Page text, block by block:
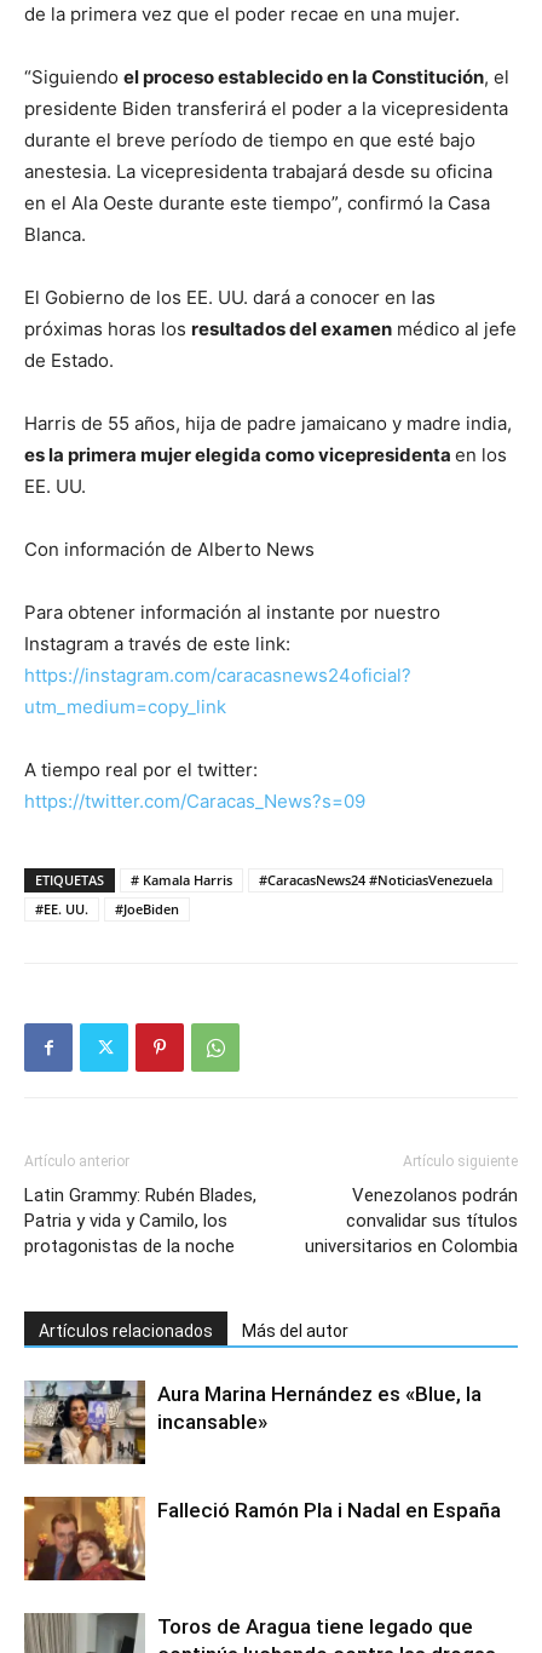
de la primera vez que el poder recae en una mujer.
“Siguiendo el proceso establecido en la Constitución, el
presidente Biden transferirá el poder a la vicepresidenta
durante el breve período de tiempo en que esté bajo
anestesia. La vicepresidenta trabajará desde su oficina
en el Ala Oeste durante este tiempo”, confirmó la Casa
Blanca.
El Gobierno de los EE. UU. dará a conocer en las
próximas horas los resultados del examen médico al jefe
de Estado.
Harris de 55 años, hija de padre jamaicano y madre india,
es la primera mujer elegida como vicepresidenta en los
EE. UU.
Con información de Alberto News
Para obtener información al instante por nuestro
Instagram a través de este link:
https://instagram.com/caracasnews24oficial?
utm_medium=copy_link
A tiempo real por el twitter:
https://twitter.com/Caracas_News?s=09
ETIQUETAS # Kamala Harris
#CaracasNews24 #NoticiasVenezuela
#EE. UU.
#JoeBiden
Artículo anterior
Latin Grammy: Rubén Blades,
Patria y vida y Camilo, los
protagonistas de la noche
Artículo siguiente
Venezolanos podrán
convalidar sus títulos
universitarios en Colombia
Artículos relacionados Más del autor
Aura Marina Hernández es «Blue, la
incansable»
Falleció Ramón Pla i Nadal en España
Toros de Aragua tiene legado que